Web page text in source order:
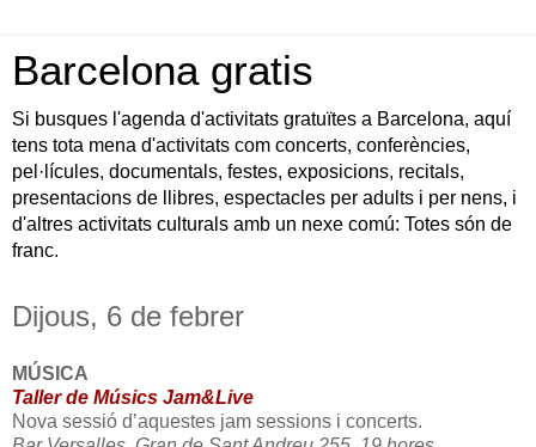
Barcelona gratis
Si busques l'agenda d'activitats gratuïtes a Barcelona, aquí
tens tota mena d'activitats com concerts, conferències,
pel·lícules, documentals, festes, exposicions, recitals,
presentacions de llibres, espectacles per adults i per nens, i
d'altres activitats culturals amb un nexe comú: Totes són de
franc.
Dijous, 6 de febrer
MÚSICA
Taller de Músics Jam&Live
Nova sessió d’aquestes jam sessions i concerts.